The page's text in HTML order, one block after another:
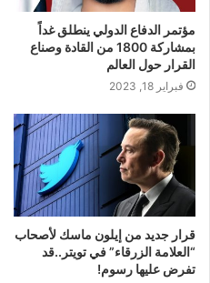
مؤتمر الدفاع الدولي ينطلق غداً
بمشاركة 1800 من القادة وصناع
القرار حول العالم
فبراير 18, 2023
قرار جديد من إيلون ماسك لأصحاب
“العلامة الزرقاء” في تويتر..قد
تفرض عليها رسوم!